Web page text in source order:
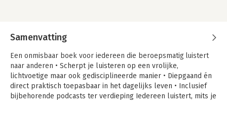
Samenvatting
Een onmisbaar boek voor iedereen die beroepsmatig luistert
naar anderen • Scherpt je luisteren op een vrolijke,
lichtvoetige maar ook gedisciplineerde manier • Diepgaand én
direct praktisch toepasbaar in het dagelijks leven • Inclusief
bijbehorende podcasts ter verdieping Iedereen luistert, mits je